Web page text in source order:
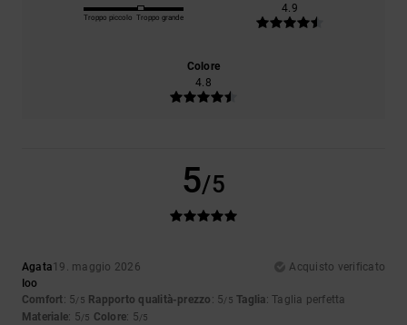
Troppo piccolo Troppo grande
4.9
Colore
4.8
5/5
Agata19. maggio 2026
Acquisto verificato
Ioo
Comfort: 5/5 Rapporto qualità-prezzo : 5/5 Taglia: Taglia perfetta
Materiale: 5/5 Colore: 5/5